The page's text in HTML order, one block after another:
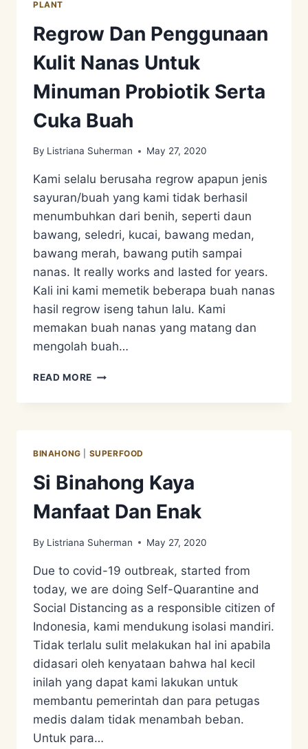
PLANT
Regrow Dan Penggunaan
Kulit Nanas Untuk
Minuman Probiotik Serta
Cuka Buah
By Listriana Suherman May 27, 2020
Kami selalu berusaha regrow apapun jenis
sayuran/buah yang kami tidak berhasil
menumbuhkan dari benih, seperti daun
bawang, seledri, kucai, bawang medan,
bawang merah, bawang putih sampai
nanas. It really works and lasted for years.
Kali ini kami memetik beberapa buah nanas
hasil regrow iseng tahun lalu. Kami
memakan buah nanas yang matang dan
mengolah buah…
READ MORE REGROW
PENGGUNAAN
PROBIOTIK
SERTA
CUKA
BUAH
BINAHONG SUPERFOOD
Si Binahong Kaya
Manfaat Dan Enak
By Listriana Suherman May 27, 2020
Due to covid-19 outbreak, started from
today, we are doing Self-Quarantine and
Social Distancing as a responsible citizen of
Indonesia, kami mendukung isolasi mandiri.
Tidak terlalu sulit melakukan hal ini apabila
didasari oleh kenyataan bahwa hal kecil
inilah yang dapat kami lakukan untuk
membantu pemerintah dan para petugas
medis dalam tidak menambah beban.
Untuk para…